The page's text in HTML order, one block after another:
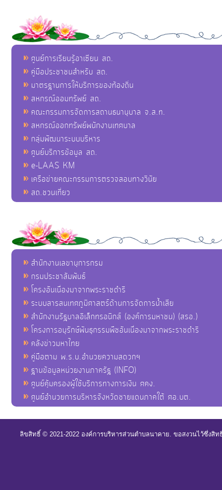
ศูนย์การเรียนรู้อาเซียน สถ.
คู่มือประชาชนสำหรับ สถ.
มาตรฐานการให้บริการของท้องถิ่น
สหกรณ์ออมทรัพย์ สถ.
คณะกรรมการจัดการสถานธนานุบาล จ.ส.ท.
สหกรณ์ออกทรัพย์พนักงานเทศบาล
กลุ่มพัฒนาระบบบริหาร
ศูนย์บริการข้อมูล สถ.
e-LAAS KM
เครือข่ายคณะกรรมการตรวจสอบทางวินัย
สถ.ชวนเที่ยว
สำนักงานเลขานุการกรม
กรมประชาสัมพันธ์
โครงอันเนื่องมาจากพระราชดำริ
ระบบสารสนเทศภูมิศาสตร์ด้านการจัดการน้ำเสีย
สำนักงานรัฐบาลอิเล็กทรอนิกส์ (องค์การมหาชน) (สรอ.)
โครงการอนุรักษ์พันธุกรรมพืชอันเนื่องมาจากพระราชดำริ
คลังข่าวมหาไทย
คู่มือตาม พ.ร.บ.อำนวยความสดวกฯ
ฐานข้อมูลหน่วยงานภาครัฐ (INFO)
ศูนย์คุ้มครองผู้ใช้บริการทางการเงิน ศคง.
ศูนย์อำนวยการบริหารจังหวัดชายแดนภาคใต้ ศอ.บต.
ลิขสิทธิ์ © 2021-2022 องค์การบริหารส่วนตำบลนาคาย. ขอสงวนไว้ซึ่งสิ